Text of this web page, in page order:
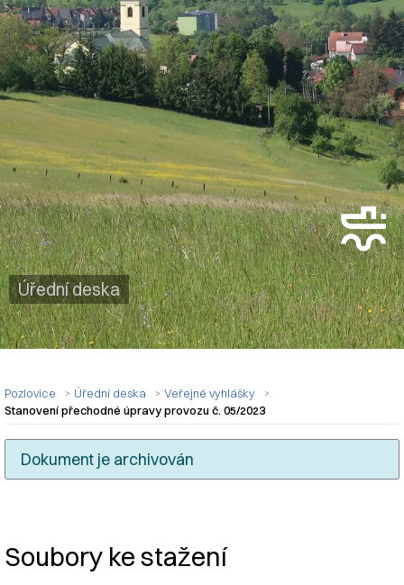
Úřední deska
Pozlovice Úřední deska
Veřejné vyhlášky
Stanovení přechodné úpravy provozu č. 05/2023
Dokument je archivován
Nadpis článku
Soubory ke stažení